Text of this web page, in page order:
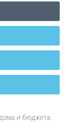
и бюджета.